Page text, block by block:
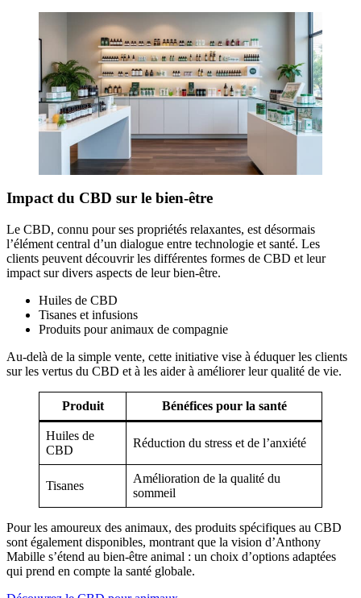
Impact du CBD sur le bien-être
Le CBD, connu pour ses propriétés relaxantes, est désormais
l’élément central d’un dialogue entre technologie et santé. Les
clients peuvent découvrir les différentes formes de CBD et leur
impact sur divers aspects de leur bien-être.
Huiles de CBD
Tisanes et infusions
Produits pour animaux de compagnie
Au-delà de la simple vente, cette initiative vise à éduquer les clients
sur les vertus du CBD et à les aider à améliorer leur qualité de vie.
Produit Bénéfices pour la santé
Huiles de
CBD
Réduction du stress et de l’anxiété
Tisanes
Amélioration de la qualité du
sommeil
Pour les amoureux des animaux, des produits spécifiques au CBD
sont également disponibles, montrant que la vision d’Anthony
Mabille s’étend au bien-être animal : un choix d’options adaptées
qui prend en compte la santé globale.